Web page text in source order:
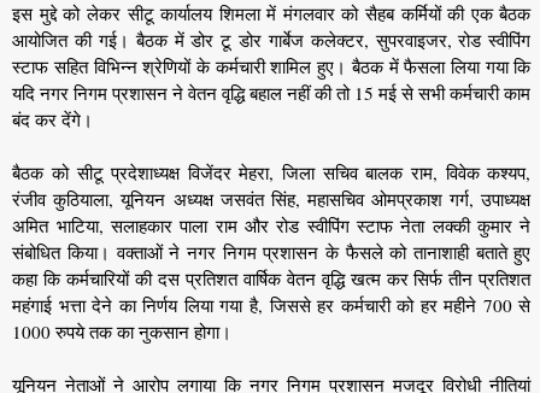
इस मुद्दे को लेकर सीटू कार्यालय शिमला में मंगलवार को सैहब कर्मियों की एक बैठक
आयोजित की गई। बैठक में डोर टू डोर गार्बेज कलेक्टर, सुपरवाइजर, रोड स्वीपिंग
स्टाफ सहित विभिन्न श्रेणियों के कर्मचारी शामिल हुए। बैठक में फैसला लिया गया कि
यदि नगर निगम प्रशासन ने वेतन वृद्धि बहाल नहीं की तो 15 मई से सभी कर्मचारी काम
बंद कर देंगे।
बैठक को सीटू प्रदेशाध्यक्ष विजेंदर मेहरा, जिला सचिव बालक राम, विवेक कश्यप,
रंजीव कुठियाला, यूनियन अध्यक्ष जसवंत सिंह, महासचिव ओमप्रकाश गर्ग, उपाध्यक्ष
अमित भाटिया, सलाहकार पाला राम और रोड स्वीपिंग स्टाफ नेता लक्की कुमार ने
संबोधित किया। वक्ताओं ने नगर निगम प्रशासन के फैसले को तानाशाही बताते हुए
कहा कि कर्मचारियों की दस प्रतिशत वार्षिक वेतन वृद्धि खत्म कर सिर्फ तीन प्रतिशत
महंगाई भत्ता देने का निर्णय लिया गया है, जिससे हर कर्मचारी को हर महीने 700 से
1000 रुपये तक का नुकसान होगा।
यूनियन नेताओं ने आरोप लगाया कि नगर निगम प्रशासन मजदूर विरोधी नीतियां